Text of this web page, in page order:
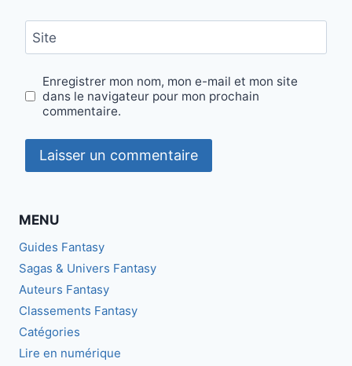
Site
Enregistrer mon nom, mon e-mail et mon site
dans le navigateur pour mon prochain
commentaire.
MENU
Guides Fantasy
Sagas & Univers Fantasy
Auteurs Fantasy
Classements Fantasy
Catégories
Lire en numérique